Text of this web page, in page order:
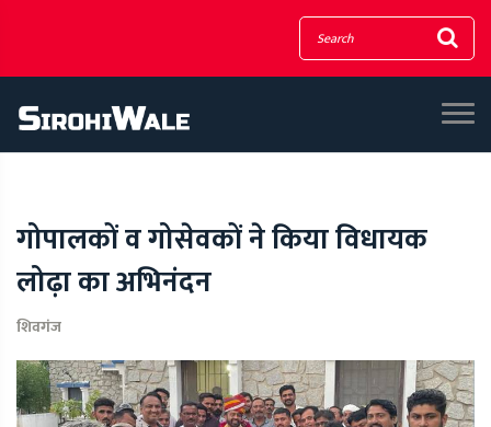
गोपालकों व गोसेवकों ने किया विधायक
लोढ़ा का अभिनंदन
शिवगंज